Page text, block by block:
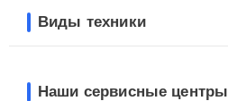
Виды техники
Наши сервисные центры